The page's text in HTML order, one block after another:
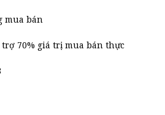
mua bán
70% giá trị mua bán thực